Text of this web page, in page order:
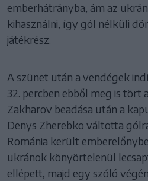
emberhátrányba, ám az
kihasználni, így gól nélküli
játékrész.
A szünet után a vendégek
32. percben ebből meg is tört
Zakharov beadása után a
Denys Zherebko váltotta
Románia került
ukránok könyörtelenül
ellépett, majd egy szóló